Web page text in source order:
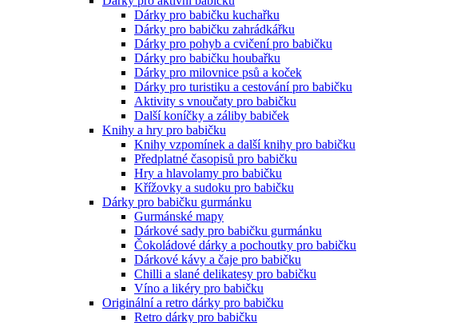
Dárky pro babičku kuchařku
Dárky pro babičku zahrádkářku
Dárky pro pohyb a cvičení pro babičku
Dárky pro babičku houbařku
Dárky pro milovnice psů a koček
Dárky pro turistiku a cestování pro babičku
Aktivity s vnoučaty pro babičku
Další koníčky a záliby babiček
Knihy a hry pro babičku
Knihy vzpomínek a další knihy pro babičku
Předplatné časopisů pro babičku
Hry a hlavolamy pro babičku
Křížovky a sudoku pro babičku
Dárky pro babičku gurmánku
Gurmánské mapy
Dárkové sady pro babičku gurmánku
Čokoládové dárky a pochoutky pro babičku
Dárkové kávy a čaje pro babičku
Chilli a slané delikatesy pro babičku
Víno a likéry pro babičku
Originální a retro dárky pro babičku
Retro dárky pro babičku